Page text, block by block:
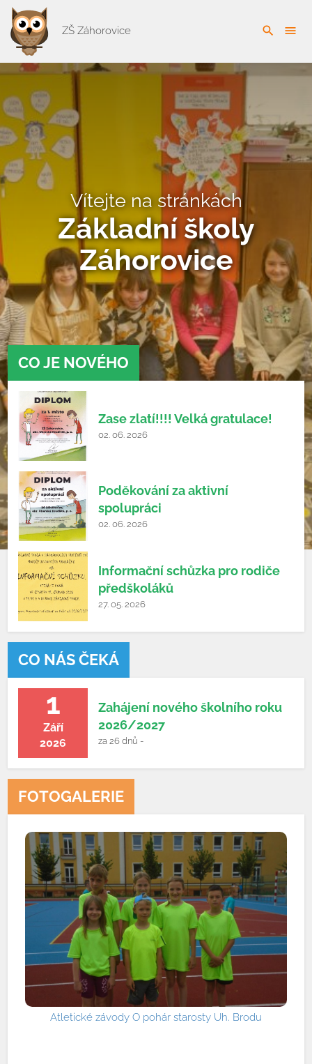
ZŠ Záhorovice search menu
Vítejte na stránkách
Základní školy
Záhorovice
CO JE NOVÉHO
Zase zlatí!!!! Velká gratulace!
02. 06. 2026
Poděkování za aktivní
spolupráci
02. 06. 2026
Informační schůzka pro rodiče
předškoláků
27. 05. 2026
CO NÁS ČEKÁ
1
Září
2026
Zahájení nového školního roku
2026/2027
za 26 dnů -
FOTOGALERIE
Atletické závody O pohár starosty Uh. Brodu